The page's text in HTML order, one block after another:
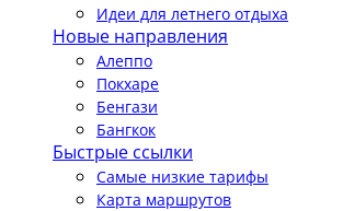
Идеи для летнего отдыха
Новые направления
Алеппо
Покхаре
Бенгази
Бангкок
Быстрые ссылки
Самые низкие тарифы
Карта маршрутов